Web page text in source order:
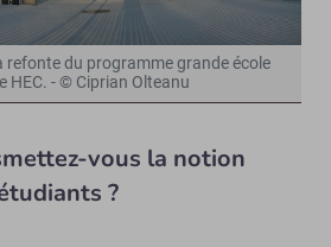
refonte du programme grande école
HEC. - © Ciprian Olteanu
vous la notion
?